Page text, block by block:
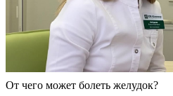
От чего может болеть желудок?